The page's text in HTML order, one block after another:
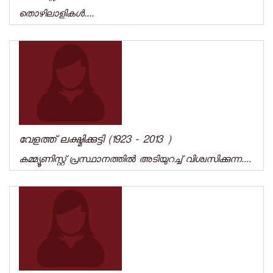
തൊഴിലാളികള്‍....
വേളത്ത് ലക്ഷ്മിക്കുട്ടി (1923 - 2013 )
കമ്മ്യൂണിസ്റ്റ് പ്രസ്ഥാനത്തില്‍ അടിയുറച്ച് വിശ്വസിക്കുന്ന....